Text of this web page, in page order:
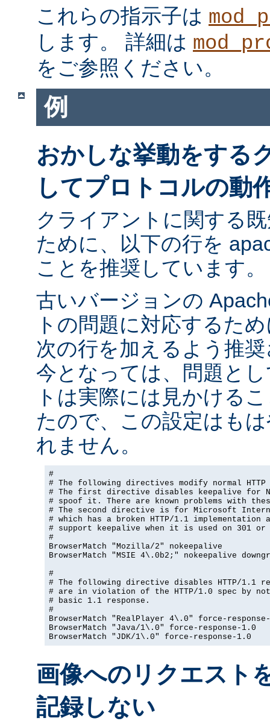
これらの指示子は
します。 詳細は
をご参照ください。
例
おかしな挙動をする
してプロトコルの動
クライアントに関する
ために、以下の行を
ことを推奨しています。
古いバージョンの
トの問題に対応するた
次の行を加えるよう推
今となっては、問題と
トは実際には見かける
たので、この設定はも
れません。
#
# The following directives modify normal HTTP
# The first directive disables keepalive for
# spoof it. There are known problems with
# The second directive is for Microsoft
# which has a broken HTTP/1.1 implementation
# support keepalive when it is used on 301
#
BrowserMatch "Mozilla/2" nokeepalive
BrowserMatch "MSIE 4\.0b2;" nokeepalive
#
# The following directive disables HTTP/1.1
# are in violation of the HTTP/1.0 spec by
# basic 1.1 response.
#
BrowserMatch "RealPlayer 4\.0" force-
BrowserMatch "Java/1\.0" force-response-1.0
BrowserMatch "JDK/1\.0" force-response-1.0
画像へのリクエスト
記録しない